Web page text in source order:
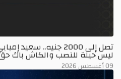
تصل إلى 2000 جنيه..
ليس حيلة للنصب والكاش باك
09 أغسطس 2026